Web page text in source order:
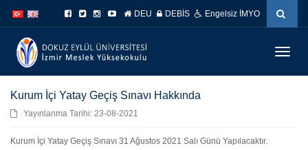
atla
atla
DEU DEBİS Engelsiz İMYO
Kurum İçi Yatay Geçiş Sınavı Hakkında
Yayınlanma Tarihi: 23-08-2021
Kurum İçi Yatay Geçiş Sınavı 31 Ağustos 2021 Salı Günü Yapılacaktır.